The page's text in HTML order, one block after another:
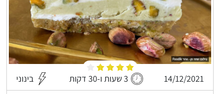
14/12/2021 3 שעות ו-30 דקות בינוני